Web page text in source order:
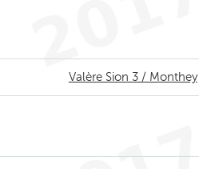
Valère Sion 3 / Monthey